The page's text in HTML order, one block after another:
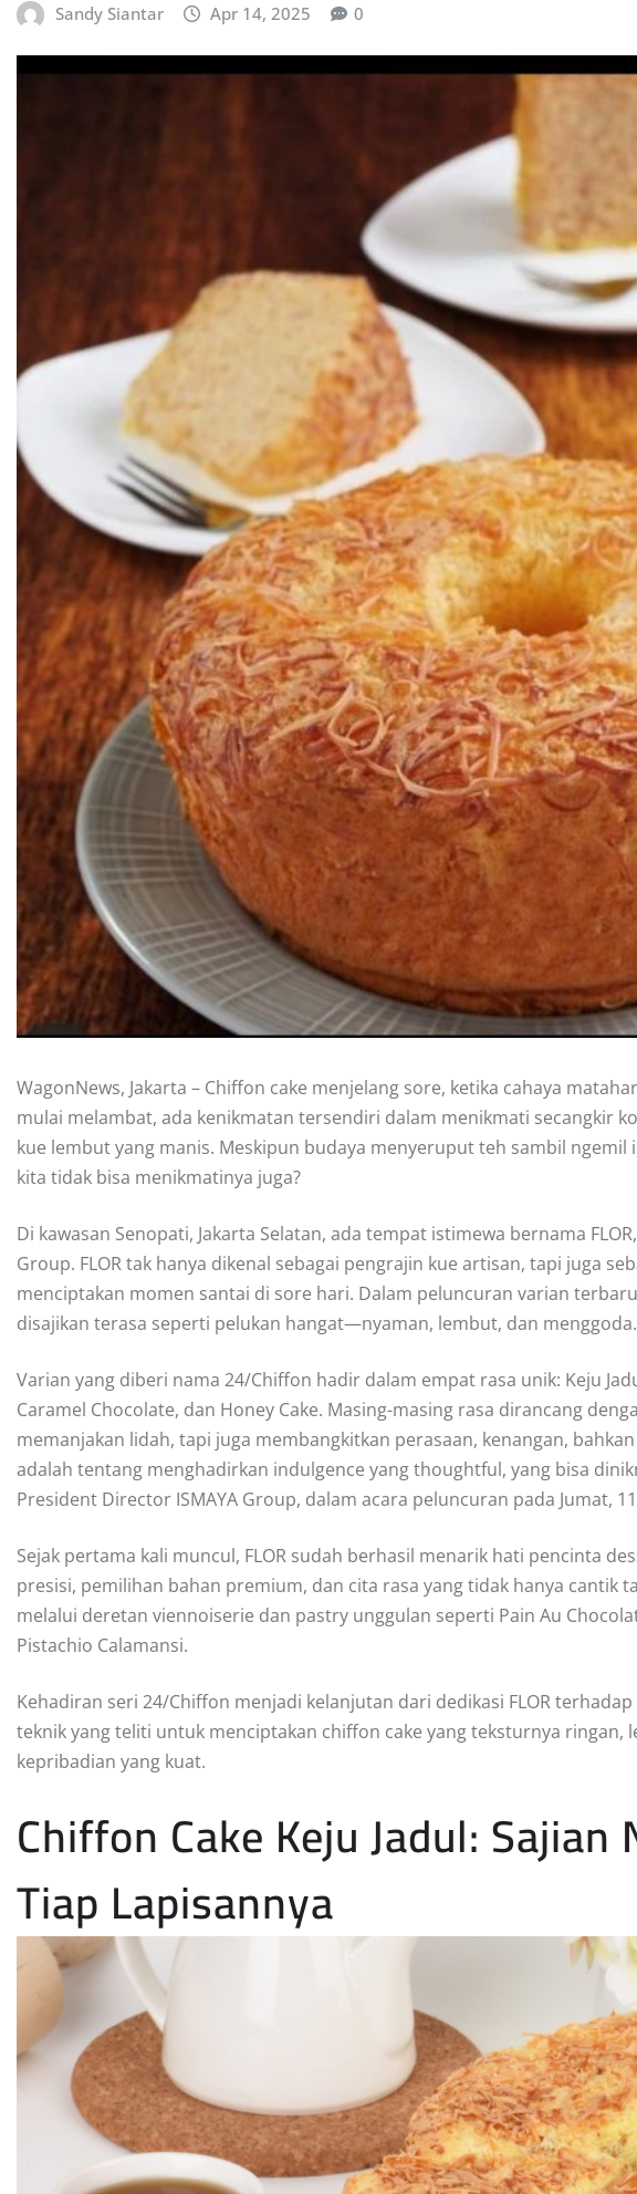
Sandy Siantar Apr 14, 2025 0
WagonNews, Jakarta – Chiffon cake menjelang sore, ketika cahaya
mulai melambat, ada kenikmatan tersendiri dalam menikmati secangkir
kue lembut yang manis. Meskipun budaya menyeruput teh sambil
kita tidak bisa menikmatinya juga?
Di kawasan Senopati, Jakarta Selatan, ada tempat istimewa bernama
Group. FLOR tak hanya dikenal sebagai pengrajin kue artisan, tapi juga
menciptakan momen santai di sore hari. Dalam peluncuran varian
disajikan terasa seperti pelukan hangat—nyaman, lembut, dan menggoda.
Varian yang diberi nama 24/Chiffon hadir dalam empat rasa unik: Keju
Caramel Chocolate, dan Honey Cake. Masing-masing rasa dirancang
memanjakan lidah, tapi juga membangkitkan perasaan, kenangan,
adalah tentang menghadirkan indulgence yang thoughtful, yang bisa
President Director ISMAYA Group, dalam acara peluncuran pada Jumat,
Sejak pertama kali muncul, FLOR sudah berhasil menarik hati pencinta
presisi, pemilihan bahan premium, dan cita rasa yang tidak hanya cantik
melalui deretan viennoiserie dan pastry unggulan seperti Pain Au
Pistachio Calamansi.
Kehadiran seri 24/Chiffon menjadi kelanjutan dari dedikasi FLOR
teknik yang teliti untuk menciptakan chiffon cake yang teksturnya ringan,
kepribadian yang kuat.
Chiffon Cake Keju Jadul:
Tiap Lapisannya